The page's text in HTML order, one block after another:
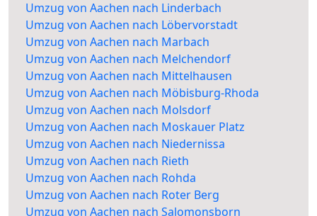
Umzug von Aachen nach Linderbach
Umzug von Aachen nach Löbervorstadt
Umzug von Aachen nach Marbach
Umzug von Aachen nach Melchendorf
Umzug von Aachen nach Mittelhausen
Umzug von Aachen nach Möbisburg-Rhoda
Umzug von Aachen nach Molsdorf
Umzug von Aachen nach Moskauer Platz
Umzug von Aachen nach Niedernissa
Umzug von Aachen nach Rieth
Umzug von Aachen nach Rohda
Umzug von Aachen nach Roter Berg
Umzug von Aachen nach Salomonsborn